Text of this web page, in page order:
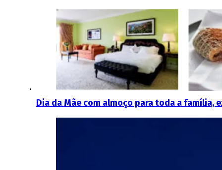
Dia da Mãe com almoço para toda a família,